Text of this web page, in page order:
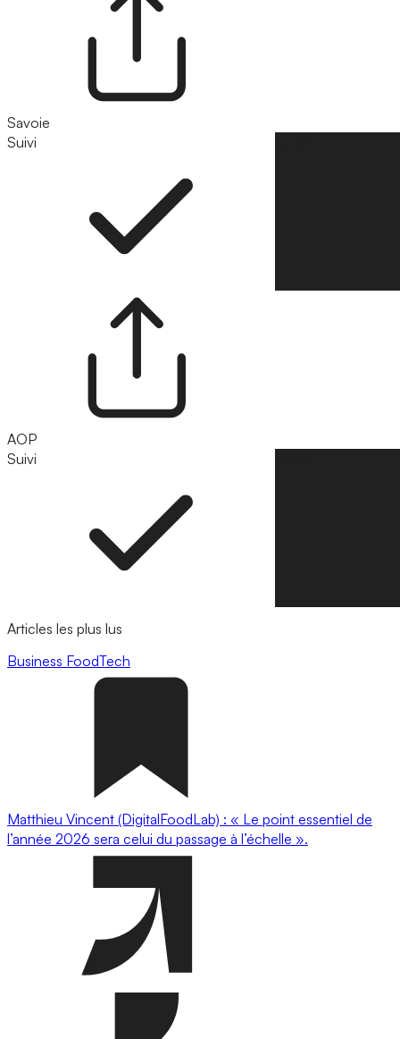
Savoie
Suivi
AOP
Suivi
Articles les plus lus
Business FoodTech
Matthieu Vincent (DigitalFoodLab) : « Le point essentiel de
l’année 2026 sera celui du passage à l’échelle ».